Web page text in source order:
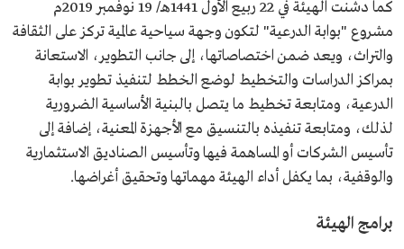
كما دشنت الهيئة في 22 ربيع الأول 1441هـ/ 19 نوفمبر 2019م
مشروع "بوابة الدرعية" لتكون وجهة سياحية عالمية تركز على الثقافة
والتراث، ويعد ضمن اختصاصاتها، إلى جانب التطوير، الاستعانة
بمراكز الدراسات والتخطيط لوضع الخطط لتنفيذ تطوير بوابة
الدرعية، ومتابعة تخطيط ما يتصل بالبنية الأساسية الضرورية
لذلك، ومتابعة تنفيذه بالتنسيق مع الأجهزة المعنية، إضافة إلى
تأسيس الشركات أو المساهمة فيها وتأسيس الصناديق الاستثمارية
والوقفية، بما يكفل أداء الهيئة مهماتها وتحقيق أغراضها.
برامج الهيئة